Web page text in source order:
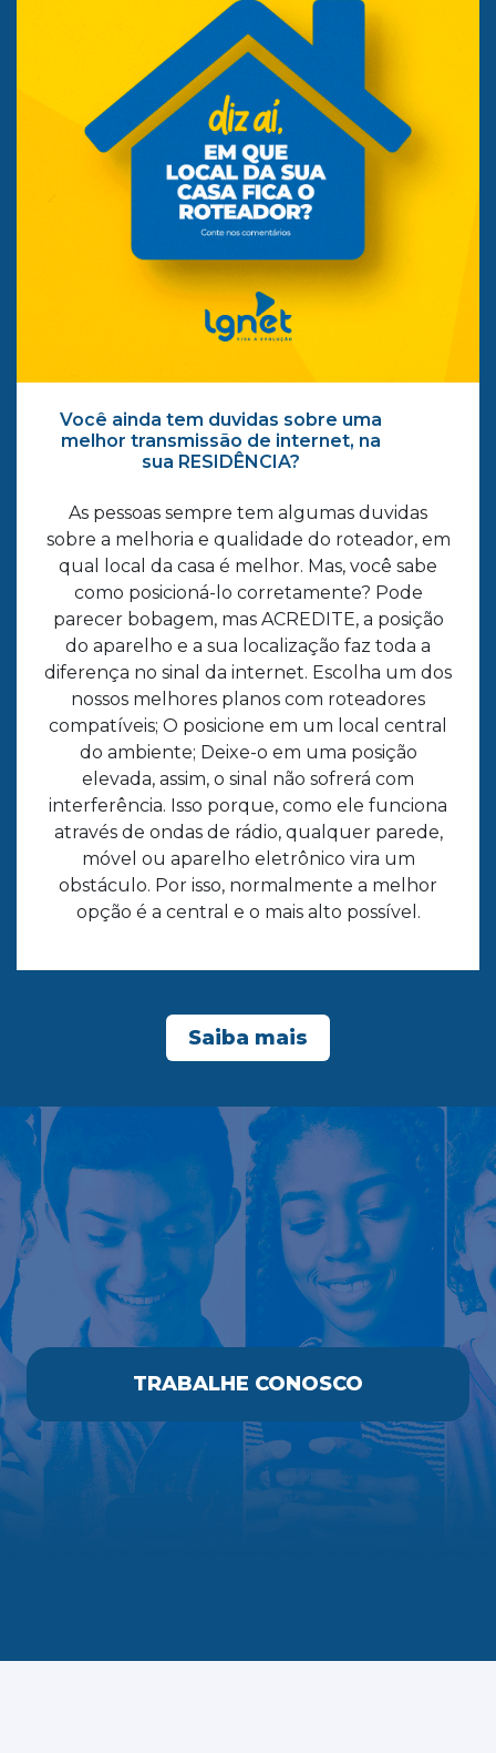
Você ainda tem duvidas sobre uma
melhor transmissão de internet, na
sua RESIDÊNCIA?
As pessoas sempre tem algumas duvidas
sobre a melhoria e qualidade do roteador, em
qual local da casa é melhor. Mas, você sabe
como posicioná-lo corretamente? Pode
parecer bobagem, mas ACREDITE, a posição
do aparelho e a sua localização faz toda a
diferença no sinal da internet. Escolha um dos
nossos melhores planos com roteadores
compatíveis; O posicione em um local central
do ambiente; Deixe-o em uma posição
elevada, assim, o sinal não sofrerá com
interferência. Isso porque, como ele funciona
através de ondas de rádio, qualquer parede,
móvel ou aparelho eletrônico vira um
obstáculo. Por isso, normalmente a melhor
opção é a central e o mais alto possível.
Saiba mais
TRABALHE CONOSCO